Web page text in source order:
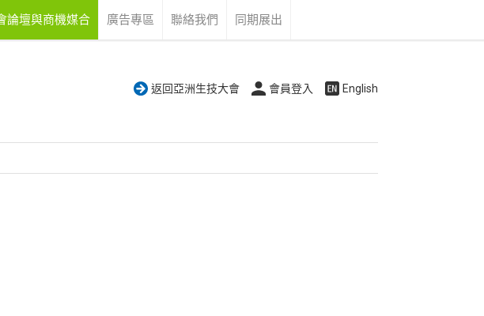
論壇與商機媒合 廣告專區 聯絡我們 同期展出
返回亞洲生技大會 會員登入 English